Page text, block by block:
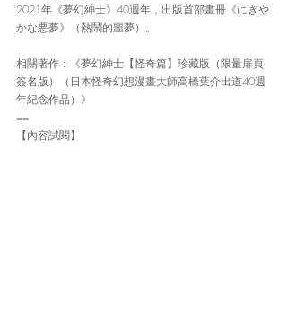
2021年《夢幻紳士》40週年，出版首部畫冊《にぎや
かな悪夢》（熱鬧的噩夢）。
相關著作：《夢幻紳士【怪奇篇】珍藏版（限量扉頁
簽名版）（日本怪奇幻想漫畫大師高橋葉介出道40週
年紀念作品）》
==
【內容試閱】